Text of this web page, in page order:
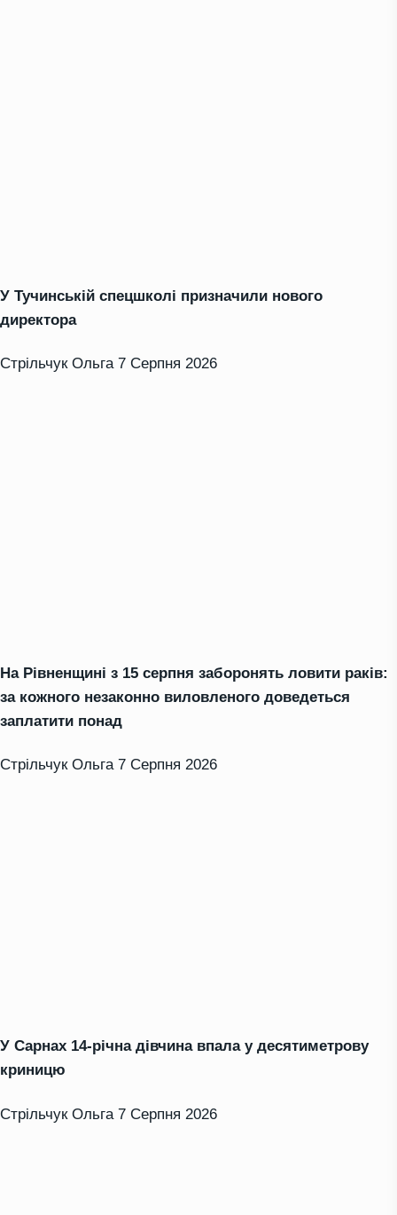
У Тучинській спецшколі призначили нового
директора
Стрільчук Ольга 7 Серпня 2026
На Рівненщині з 15 серпня заборонять ловити раків:
за кожного незаконно виловленого доведеться
заплатити понад
Стрільчук Ольга 7 Серпня 2026
У Сарнах 14-річна дівчина впала у десятиметрову
криницю
Стрільчук Ольга 7 Серпня 2026